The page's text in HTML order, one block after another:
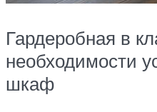
Гардеробная в
необходимости
шкаф